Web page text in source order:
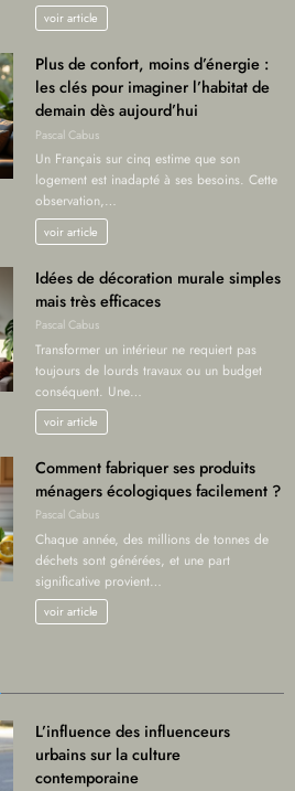
voir article
Plus de confort, moins d’énergie :
les clés pour imaginer l’habitat de
demain dès aujourd’hui
Pascal Cabus
Un Français sur cinq estime que son
logement est inadapté à ses besoins. Cette
observation,…
voir article
Idées de décoration murale simples
mais très efficaces
Pascal Cabus
Transformer un intérieur ne requiert pas
toujours de lourds travaux ou un budget
conséquent. Une…
voir article
Comment fabriquer ses produits
ménagers écologiques facilement ?
Pascal Cabus
Chaque année, des millions de tonnes de
déchets sont générées, et une part
significative provient…
voir article
L’influence des influenceurs
urbains sur la culture
contemporaine